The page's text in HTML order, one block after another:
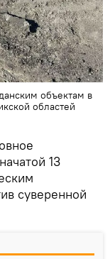
объектам в
областей
13
суверенной